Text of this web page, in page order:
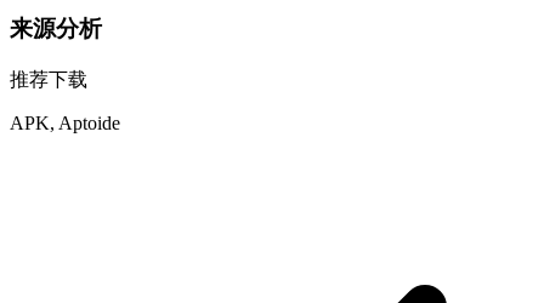
来源分析
推荐下载
APK, Aptoide